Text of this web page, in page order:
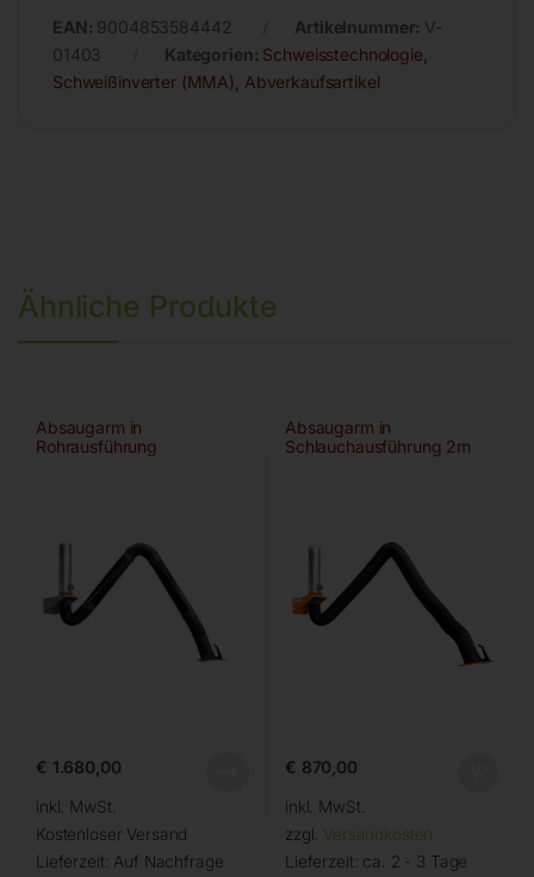
EAN: 9004853584442 Artikelnummer: V-
01403
Kategorien: Schweisstechnologie
Schweißinverter (MMA) Abverkaufsartikel
Ähnliche Produkte
Absaugarm in
Rohrausführung
€ 1.680,00
inkl. MwSt.
Kostenloser Versand
Lieferzeit: Auf Nachfrage
Absaugarm in
Schlauchausführung 2m
€ 870,00
inkl. MwSt.
zzgl. Versandkosten
Lieferzeit: ca. 2 - 3 Tage